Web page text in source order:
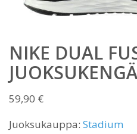
NIKE DUAL
59,90 €
Juoksukauppa: Stadium